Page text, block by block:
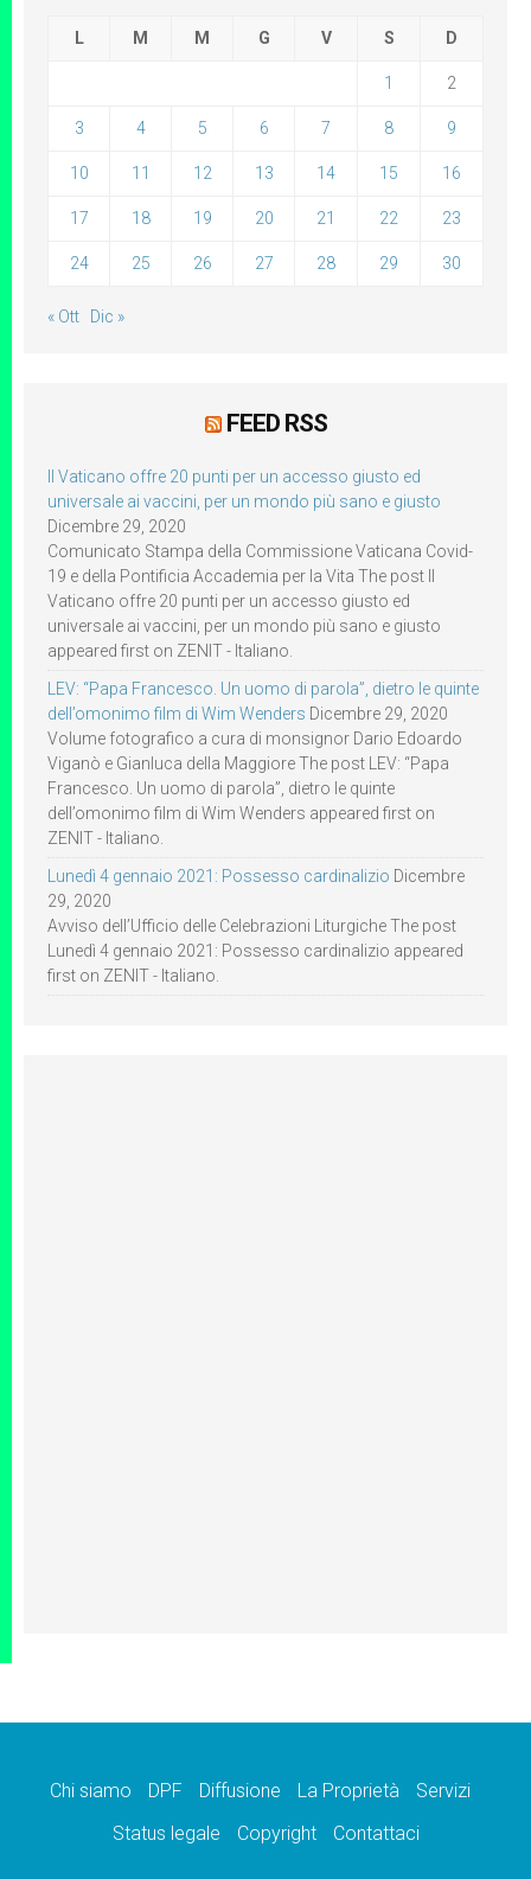
L M M G V S D
1 2
3 4 5 6 7 8 9
10 11 12 13 14 15 16
17 18 19 20 21 22 23
24 25 26 27 28 29 30
« Ott Dic »
FEED RSS
Il Vaticano offre 20 punti per un accesso giusto ed
universale ai vaccini, per un mondo più sano e giusto
Dicembre 29, 2020
Comunicato Stampa della Commissione Vaticana Covid-
19 e della Pontificia Accademia per la Vita The post Il
Vaticano offre 20 punti per un accesso giusto ed
universale ai vaccini, per un mondo più sano e giusto
appeared first on ZENIT - Italiano.
LEV: “Papa Francesco. Un uomo di parola”, dietro le quinte
dell’omonimo film di Wim Wenders Dicembre 29, 2020
Volume fotografico a cura di monsignor Dario Edoardo
Viganò e Gianluca della Maggiore The post LEV: “Papa
Francesco. Un uomo di parola”, dietro le quinte
dell’omonimo film di Wim Wenders appeared first on
ZENIT - Italiano.
Lunedì 4 gennaio 2021: Possesso cardinalizio Dicembre
29, 2020
Avviso dell’Ufficio delle Celebrazioni Liturgiche The post
Lunedì 4 gennaio 2021: Possesso cardinalizio appeared
first on ZENIT - Italiano.
Chi siamo DPF Diffusione La Proprietà
Servizi
Status legale
Copyright Contattaci